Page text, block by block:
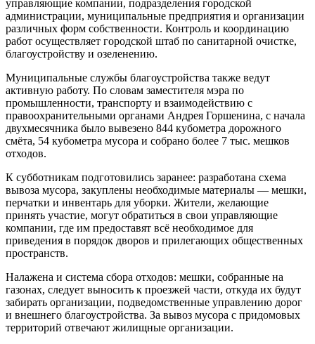
управляющие компании, подразделения городской
администрации, муниципальные предприятия и организации
различных форм собственности. Контроль и координацию
работ осуществляет городской штаб по санитарной очистке,
благоустройству и озеленению.
Муниципальные службы благоустройства также ведут
активную работу. По словам заместителя мэра по
промышленности, транспорту и взаимодействию с
правоохранительными органами Андрея Горшенина, с начала
двухмесячника было вывезено 844 кубометра дорожного
смёта, 54 кубометра мусора и собрано более 7 тыс. мешков
отходов.
К субботникам подготовились заранее: разработана схема
вывоза мусора, закуплены необходимые материалы — мешки,
перчатки и инвентарь для уборки. Жители, желающие
принять участие, могут обратиться в свои управляющие
компании, где им предоставят всё необходимое для
приведения в порядок дворов и прилегающих общественных
пространств.
Налажена и система сбора отходов: мешки, собранные на
газонах, следует выносить к проезжей части, откуда их будут
забирать организации, подведомственные управлению дорог
и внешнего благоустройства. За вывоз мусора с придомовых
территорий отвечают жилищные организации.